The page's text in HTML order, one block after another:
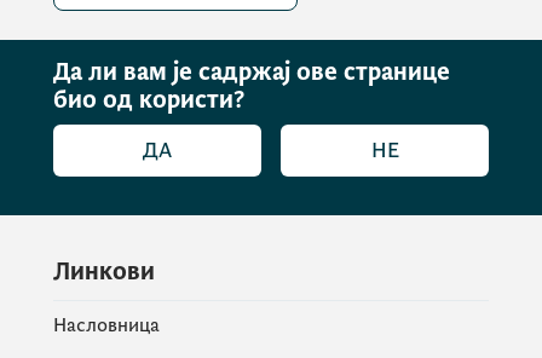
Да ли вам је садржај ове странице
био од користи?
ДА НЕ
Линкови
Насловница